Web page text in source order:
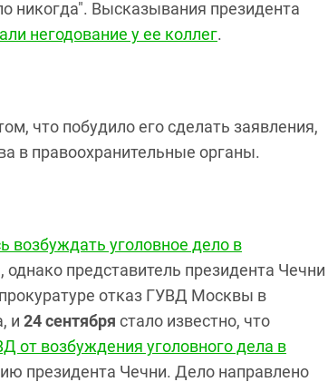
никогда". Высказывания президента
негодование у ее коллег.
что побудило его сделать заявления,
в правоохранительные органы.
возбуждать уголовное дело в
однако представитель президента Чечни
отказ ГУВД Москвы в
и 24 сентября стало известно, что
от возбуждения уголовного дела в
президента Чечни. Дело направлено